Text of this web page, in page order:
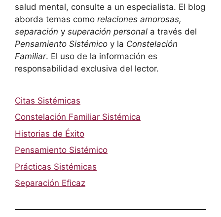
salud mental, consulte a un especialista. El blog
aborda temas como relaciones amorosas,
separación y superación personal a través del
Pensamiento Sistémico y la Constelación
Familiar. El uso de la información es
responsabilidad exclusiva del lector.
Citas Sistémicas
Constelación Familiar Sistémica
Historias de Éxito
Pensamiento Sistémico
Prácticas Sistémicas
Separación Eficaz